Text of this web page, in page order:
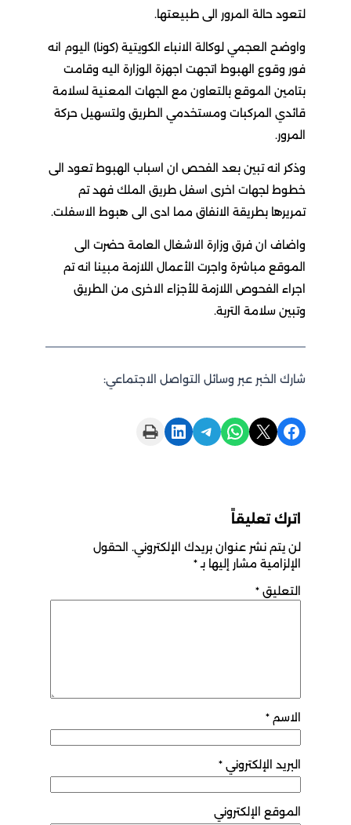
لتعود حالة المرور الى طبيعتها.
واوضح العجمي لوكالة الانباء الكويتية (كونا) اليوم انه
فور وقوع الهبوط اتجهت اجهزة الوزارة اليه وقامت
بتامين الموقع بالتعاون مع الجهات المعنية لسلامة
قائدي المركبات ومستخدمي الطريق ولتسهيل حركة
المرور.
وذكر انه تبين بعد الفحص ان اسباب الهبوط تعود الى
خطوط لجهات اخرى اسفل طريق الملك فهد تم
تمريرها بطريقة الانفاق مما ادى الى هبوط الاسفلت.
واضاف ان فرق وزارة الاشغال العامة حضرت الى
الموقع مباشرة واجرت الأعمال اللازمة مبينا انه تم
اجراء الفحوص اللازمة للأجزاء الاخرى من الطريق
وتبين سلامة التربة.
شارك الخبر عبر وسائل التواصل الاجتماعي:
Share on Facebook
Share on X
Share on WhatsApp
Share on Telegram
Share on LinkedIn
Print this Page
اترك تعليقاً
لن يتم نشر عنوان بريدك الإلكتروني. الحقول
الإلزامية مشار إليها بـ*
التعليق *
الاسم *
البريد الإلكتروني *
الموقع الإلكتروني